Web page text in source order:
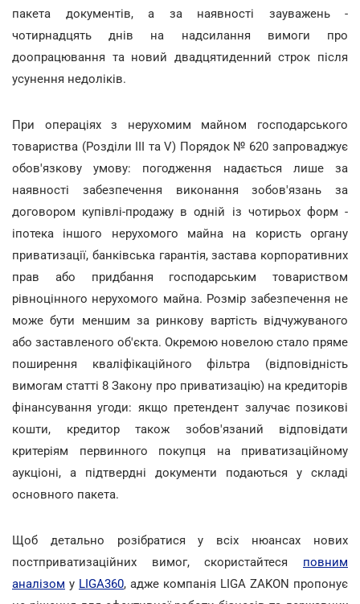
пакета документів, а за наявності зауважень -
чотирнадцять днів на надсилання вимоги про
доопрацювання та новий двадцятиденний строк після
усунення недоліків.
При операціях з нерухомим майном господарського
товариства (Розділи III та V) Порядок № 620 запроваджує
обов'язкову умову: погодження надається лише за
наявності забезпечення виконання зобов'язань за
договором купівлі-продажу в одній із чотирьох форм -
іпотека іншого нерухомого майна на користь органу
приватизації, банківська гарантія, застава корпоративних
прав або придбання господарським товариством
рівноцінного нерухомого майна. Розмір забезпечення не
може бути меншим за ринкову вартість відчужуваного
або заставленого об'єкта. Окремою новелою стало пряме
поширення кваліфікаційного фільтра (відповідність
вимогам статті 8 Закону про приватизацію) на кредиторів
фінансування угоди: якщо претендент залучає позикові
кошти, кредитор також зобов'язаний відповідати
критеріям первинного покупця на приватизаційному
аукціоні, а підтвердні документи подаються у складі
основного пакета.
Щоб детально розібратися у всіх нюансах нових
постприватизаційних вимог, скористайтеся повним
аналізом у LIGA360, адже компанія LIGA ZAKON пропонує